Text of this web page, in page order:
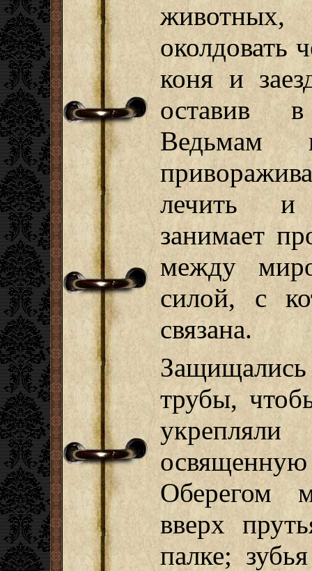
околдовать
коня и
оставив
Ведьмам
лечить и
занимает
между
силой, с
связана.
трубы,
Оберегом
вверх
палке;